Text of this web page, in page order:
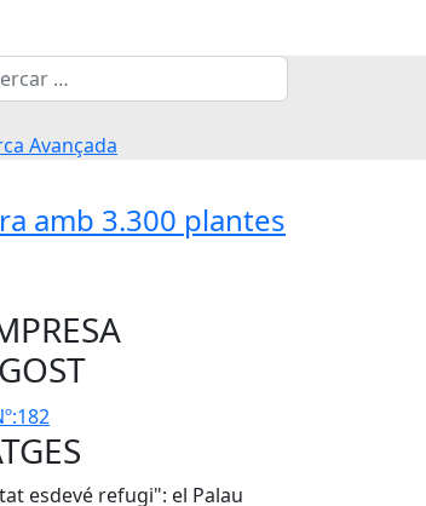
Avançada
amb 3.300 plantes